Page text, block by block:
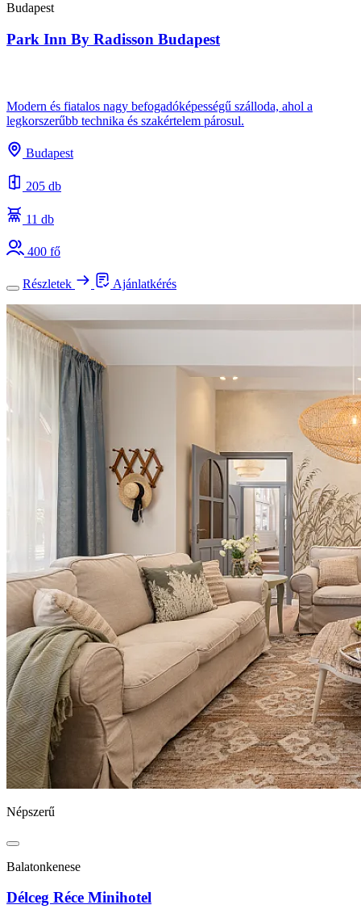
Budapest
Park Inn By Radisson Budapest
Modern és fiatalos nagy befogadóképességű szálloda, ahol a
legkorszerűbb technika és szakértelem párosul.
Budapest
205 db
11 db
400 fő
Részletek Ajánlatkérés
Népszerű
Balatonkenese
Délceg Réce Minihotel